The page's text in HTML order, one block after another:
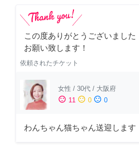
この度ありがとうございました
お願い致します！
依頼されたチケット
女性 / 30代 / 大阪府
sentiment_satisfied 11 sentiment_neutral 0 sentiment_dissatisfied 0
わんちゃん猫ちゃん送迎します